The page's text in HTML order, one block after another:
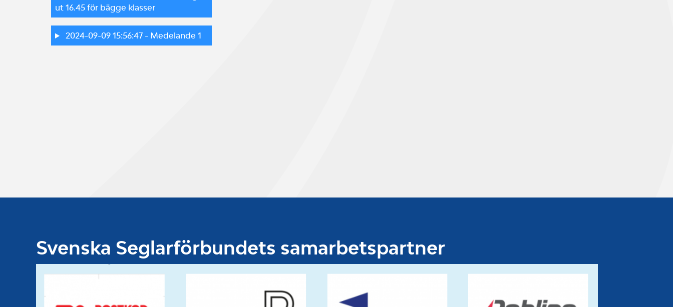
ut 16.45 för bägge klasser
2024-09-09 15:56:47- Medelande 1
Svenska Seglarförbundets samarbetspartner